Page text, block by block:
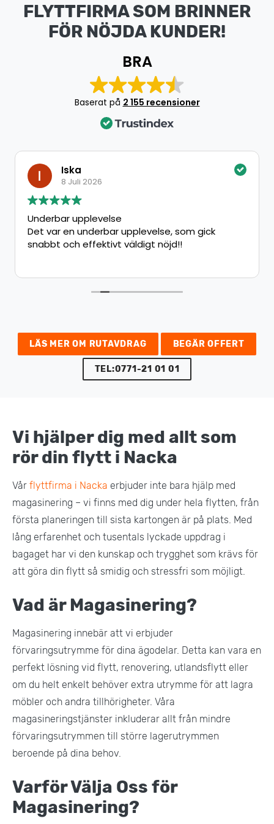
FLYTTFIRMA SOM BRINNER
FÖR NÖJDA KUNDER!
BRA
Baserat på 2 155 recensioner
Iska
8 Juli 2026
Underbar upplevelse
Det var en underbar upplevelse, som gick
snabbt och effektivt väldigt nöjd!!
LÄS MER OM RUTAVDRAG BEGÄR OFFERT
TEL:0771-21 01 01
Vi hjälper dig med allt som
rör din flytt i Nacka
Vår flyttfirma i Nacka erbjuder inte bara hjälp med
magasinering – vi finns med dig under hela flytten, från
första planeringen till sista kartongen är på plats. Med
lång erfarenhet och tusentals lyckade uppdrag i
bagaget har vi den kunskap och trygghet som krävs för
att göra din flytt så smidig och stressfri som möjligt.
Vad är Magasinering?
Magasinering innebär att vi erbjuder
förvaringsutrymme för dina ägodelar. Detta kan vara en
perfekt lösning vid flytt, renovering, utlandsflytt eller
om du helt enkelt behöver extra utrymme för att lagra
möbler och andra tillhörigheter. Våra
magasineringstjänster inkluderar allt från mindre
förvaringsutrymmen till större lagerutrymmen
beroende på dina behov.
Varför Välja Oss för
Magasinering?